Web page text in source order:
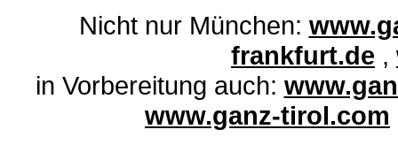
Nicht nur München:
frankfurt.de ,
in Vorbereitung auch:
www.ganz-tirol.com